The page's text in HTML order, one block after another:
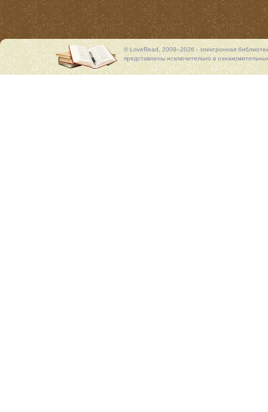
© LoveRead, 2009–2026 - электронная
представлены исключительно в